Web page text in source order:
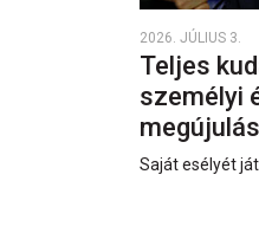
2026. JÚLIUS 3.
Teljes
személyi
Saját esélyét